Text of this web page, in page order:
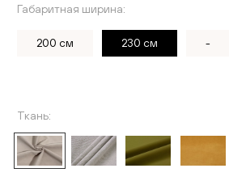
Комнаты
Гостиная
Детская
Выберите ткань
Габаритная ширина:
200 см 230 см -
Ткань: